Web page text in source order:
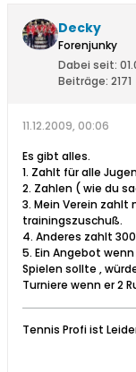
Decky
Forenjunky
Dabei seit:
Beiträge: 2171
11.12.2009, 00:06
Es gibt alles.
1. Zahlt für alle
2. Zahlen ( wie du
3. Mein Verein
trainingszuschuß.
4. Anderes zahlt
5. Ein Angebot
Spielen sollte ,
Turniere wenn er 2
Tennis Profi ist